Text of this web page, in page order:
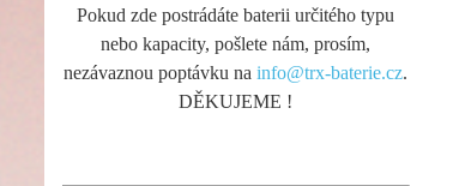
Pokud zde postrádáte baterii určitého typu
nebo kapacity, pošlete nám, prosím,
nezávaznou poptávku nainfo@trx-baterie.cz.
DĚKUJEME !